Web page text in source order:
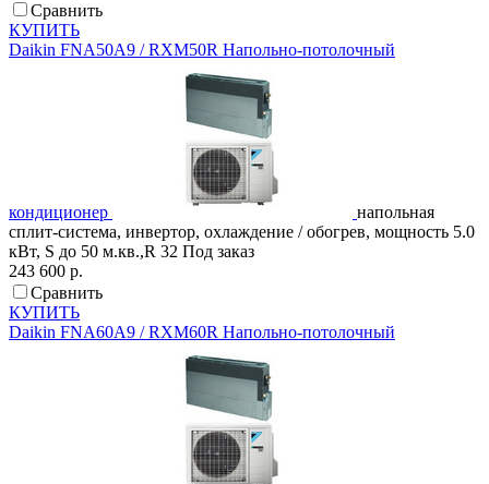
Сравнить
КУПИТЬ
Daikin FNA50A9 / RXM50R Напольно-потолочный
кондиционер
напольная
сплит-система, инвертор, охлаждение / обогрев, мощность 5.0
кВт, S до 50 м.кв.,R 32 Под заказ
243 600 р.
Сравнить
КУПИТЬ
Daikin FNA60A9 / RXM60R Напольно-потолочный